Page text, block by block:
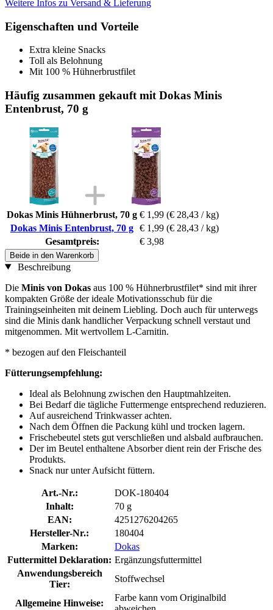
Weitere Infos zu Versand & Lieferung
Eigenschaften und Vorteile
Extra kleine Snacks
Toll als Belohnung
Mit 100 % Hühnerbrustfilet
Häufig zusammen gekauft mit Dokas Minis
Entenbrust, 70 g
Dokas Minis Hühnerbrust, 70 g € 1,99 (€ 28,43 / kg)
Dokas Minis Entenbrust, 70 g € 1,99 (€ 28,43 / kg)
Gesamtpreis:
€ 3,98
Beide in den Warenkorb
Beschreibung
Die Minis von Dokas aus 100 % Hühnerbrustfilet* sind mit ihrer
kompakten Größe der ideale Motivationsschub für die
Trainingseinheiten mit deinem Liebling. Doch auch für unterwegs
sind die Minis dank handlicher Verpackung schnell verstaut und
mitgenommen. Mit wertvollem L-Carnitin.
* bezogen auf den Fleischanteil
Fütterungsempfehlung:
Ideal als Belohnung zwischen den Hauptmahlzeiten.
Bei Bedarf die tägliche Futtermenge entsprechend reduzieren.
Auf ausreichend Trinkwasser achten.
Nach dem Öffnen die Packung kühl und trocken lagern.
Frischebeutel stets gut verschließen und alsbald aufbrauchen.
Der im Beutel enthaltene Absorber dient rein der Frische des
Produkts.
Snack nur unter Aufsicht füttern.
Art.-Nr.:
DOK-180404
Inhalt:
70 g
EAN:
4251276204265
Hersteller-Nr.:
180404
Marken:
Dokas
Futtermittel Deklaration: Ergänzungsfuttermittel
Anwendungsbereich
Tier:
Stoffwechsel
Allgemeine Hinweise:
Farbe kann vom Originalbild